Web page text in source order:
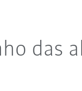
das